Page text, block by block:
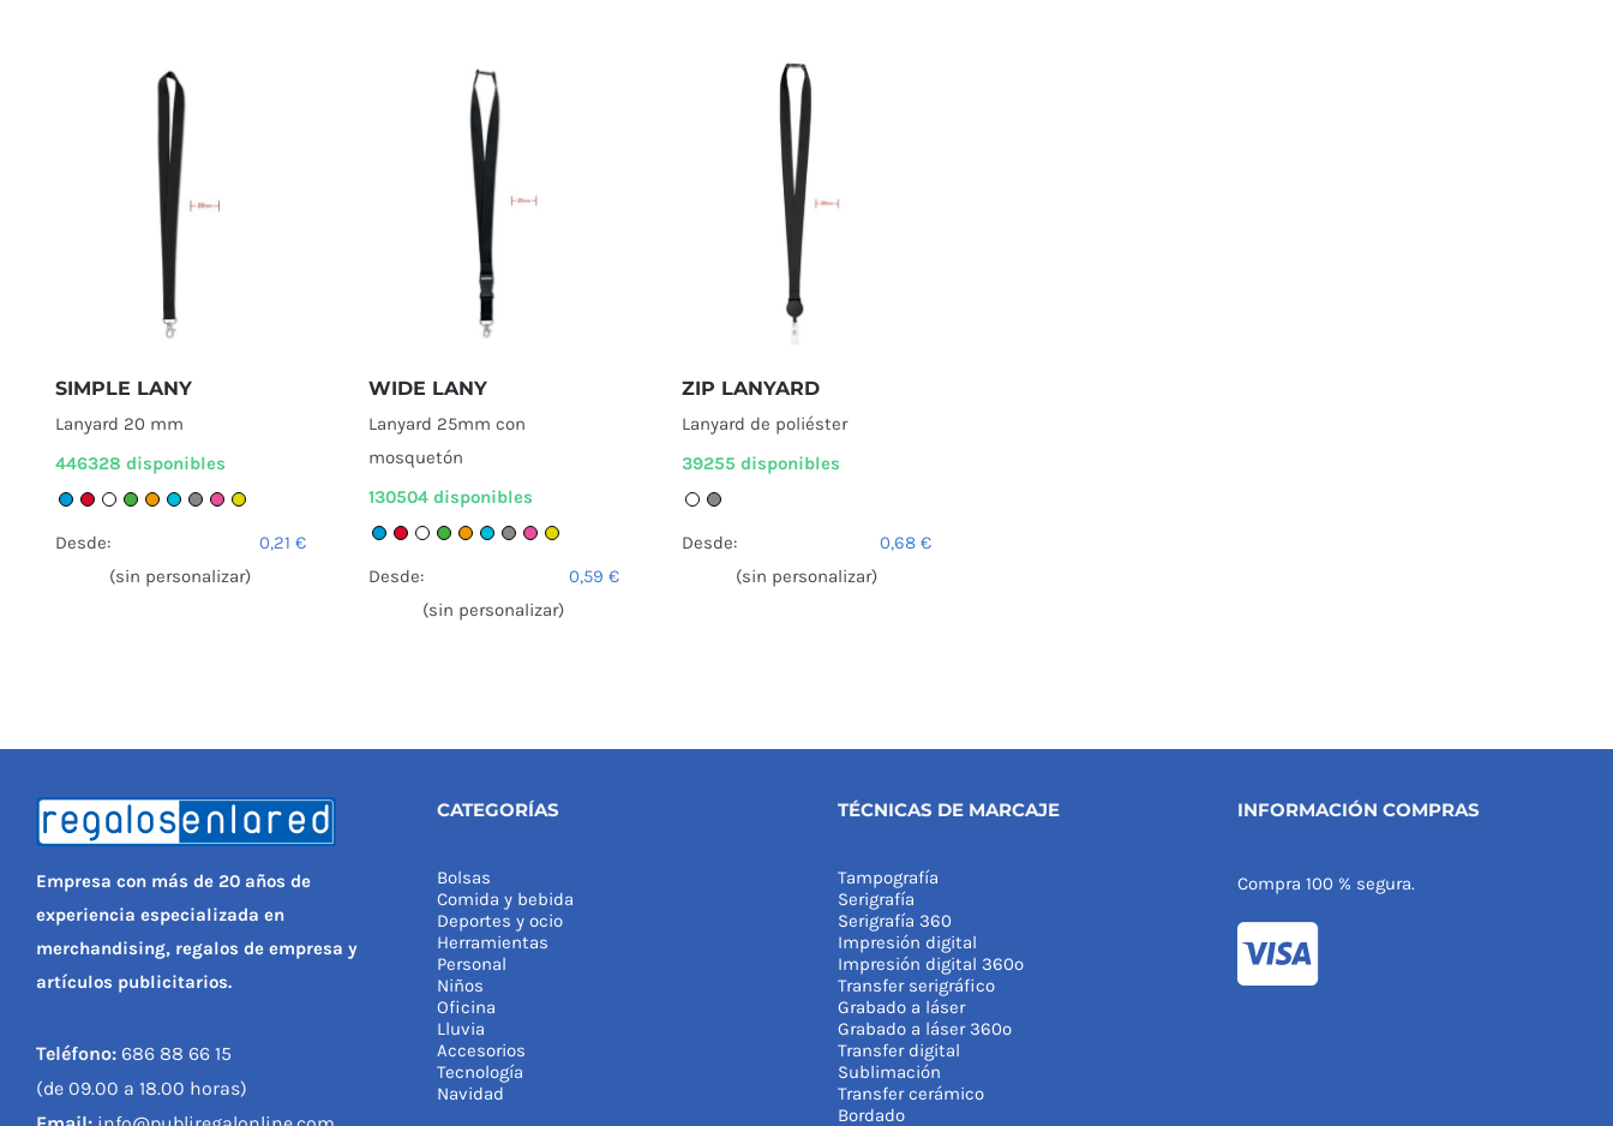
SIMPLE LANY
Lanyard 20 mm
446328 disponibles
Desde: 0,21 €
(sin personalizar)
WIDE LANY
Lanyard 25mm con
mosquetón
130504 disponibles
Desde: 0,59 €
(sin personalizar)
ZIP LANYARD
Lanyard de poliéster
39255 disponibles
Desde: 0,68€
(sin personalizar)
Empresa con más de 20 años de
experiencia especializada en
merchandising, regalos de empresa y
artículos publicitarios.
Teléfono:686 88 66 15
(de 09.00 a 18.00 horas)
CATEGORÍAS
Bolsas
Comida y bebida
Deportes y ocio
Herramientas
Personal
Niños
Oficina
Lluvia
Accesorios
Tecnología
Navidad
TÉCNICAS DE MARCAJE
Tampografía
Serigrafía
Serigrafía 360
Impresión digital
Impresión digital 360º
Transfer serigráfico
Grabado a láser
Grabado a láser 360º
Transfer digital
Sublimación
Transfer cerámico
Bordado
INFORMACIÓN COMPRAS
Compra 100 % segura.